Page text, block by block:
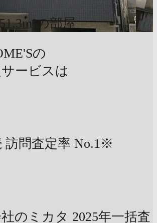
の部屋
の
ービスは
訪問査定率 No.1※
のミカタ 2025年一括査